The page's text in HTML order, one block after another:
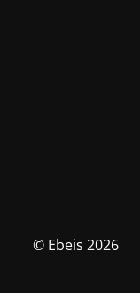
© Ebeis 2026